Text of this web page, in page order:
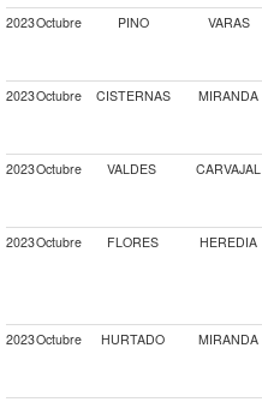
2023Octubre PINO VARAS
2023Octubre CISTERNAS MIRANDA
2023Octubre VALDES CARVAJAL
2023Octubre FLORES HEREDIA
2023Octubre HURTADO MIRANDA